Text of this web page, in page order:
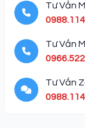
Tư Vấn
Tư Vấn
Tư Vấn